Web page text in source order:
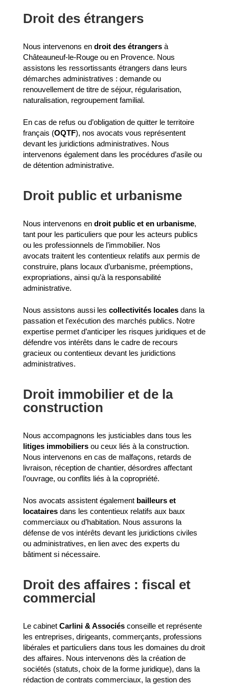
Droit des étrangers
Nous intervenons en droit des étrangersà
Châteauneuf-le-Rouge ou en Provence. Nous
assistons les ressortissants étrangers dans leurs
démarches administratives : demande ou
renouvellement de titre de séjour, régularisation,
naturalisation, regroupement familial.
En cas de refus ou d’obligation de quitter le territoire
français (OQTF), nos avocats vous représentent
devant les juridictions administratives. Nous
intervenons également dans les procédures d’asile ou
de détention administrative.
Droit public et urbanisme
Nous intervenons en droit public et en urbanisme,
tant pour les particuliers que pour les acteurs publics
ou les professionnels de l’immobilier. Nos
avocats traitent les contentieux relatifs aux permis de
construire, plans locaux d’urbanisme, préemptions,
expropriations, ainsi qu’à la responsabilité
administrative.
Nous assistons aussi les collectivités localesdans la
passation et l’exécution des marchés publics. Notre
expertise permet d’anticiper les risques juridiques et de
défendre vos intérêts dans le cadre de recours
gracieux ou contentieux devant les juridictions
administratives.
Droit immobilier et de la
construction
Nous accompagnons les justiciables dans tous les
litiges immobiliersou ceux liés à la construction.
Nous intervenons en cas de malfaçons, retards de
livraison, réception de chantier, désordres affectant
l’ouvrage, ou conflits liés à la copropriété.
Nos avocats assistent également bailleurs et
locatairesdans les contentieux relatifs aux baux
commerciaux ou d’habitation. Nous assurons la
défense de vos intérêts devant les juridictions civiles
ou administratives, en lien avec des experts du
bâtiment si nécessaire.
Droit des affaires : fiscal et
commercial
Le cabinet Carlini & Associésconseille et représente
les entreprises, dirigeants, commerçants, professions
libérales et particuliers dans tous les domaines du droit
des affaires. Nous intervenons dès la création de
sociétés (statuts, choix de la forme juridique), dans la
rédaction de contrats commerciaux, la gestion des